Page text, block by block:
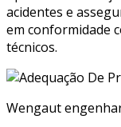
acidentes e
em conformidade
técnicos.
Wengaut